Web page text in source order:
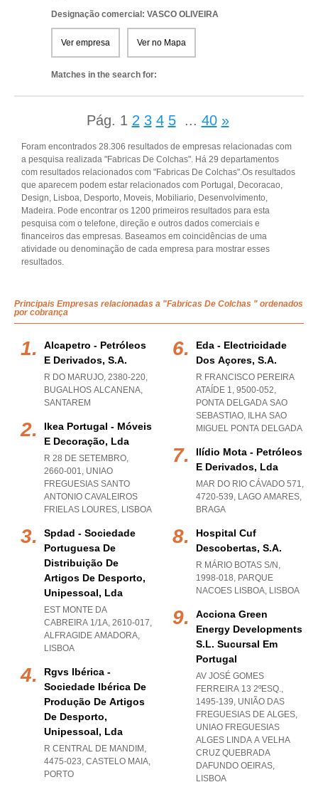
Designação comercial: VASCO OLIVEIRA
Ver empresa Ver no Mapa
Matches in the search for:
Pág. 1 2 3 4 5 ... 40 »
Foram encontrados 28.306 resultados de empresas relacionadas com
a pesquisa realizada "Fabricas De Colchas". Há 29 departamentos
com resultados relacionados com "Fabricas De Colchas".Os resultados
que aparecem podem estar relacionados com Portugal, Decoracao,
Design, Lisboa, Desporto, Moveis, Mobiliario, Desenvolvimento,
Madeira. Pode encontrar os 1200 primeiros resultados para esta
pesquisa com o telefone, direção e outros dados comerciais e
financeiros das empresas. Baseamos em coincidências de uma
atividade ou denominação de cada empresa para mostrar esses
resultados.
Principais Empresas relacionadas a "Fabricas De Colchas " ordenados
por cobrança
Alcapetro - Petróleos
E Derivados, S.a.
R DO MARUJO, 2380-220,
BUGALHOS ALCANENA,
SANTAREM
Ikea Portugal - Móveis
E Decoração, Lda
R 28 DE SETEMBRO,
2660-001, UNIAO
FREGUESIAS SANTO
ANTONIO CAVALEIROS
FRIELAS LOURES, LISBOA
Spdad - Sociedade
Portuguesa De
Distribuição De
Artigos De Desporto,
Unipessoal, Lda
EST MONTE DA
CABREIRA 1/1A, 2610-017,
ALFRAGIDE AMADORA,
LISBOA
Rgvs Ibérica -
Sociedade Ibérica De
Produção De Artigos
De Desporto,
Unipessoal, Lda
R CENTRAL DE MANDIM,
4475-023, CASTELO MAIA,
PORTO
Eda - Electricidade
Dos Açores, S.a.
R FRANCISCO PEREIRA
ATAÍDE 1, 9500-052,
PONTA DELGADA SAO
SEBASTIAO, ILHA SAO
MIGUEL PONTA DELGADA
Ilídio Mota - Petróleos
E Derivados, Lda
MAR DO RIO CÁVADO 571,
4720-539, LAGO AMARES,
BRAGA
Hospital Cuf
Descobertas, S.a.
R MÁRIO BOTAS S/N,
1998-018, PARQUE
NACOES LISBOA, LISBOA
Acciona Green
Energy Developments
S.l. Sucursal Em
Portugal
AV JOSÉ GOMES
FERREIRA 13 2ºESQ.,
1495-139, UNIÃO DAS
FREGUESIAS DE ALGES,
UNIAO FREGUESIAS
ALGES LINDA A VELHA
CRUZ QUEBRADA
DAFUNDO OEIRAS,
LISBOA